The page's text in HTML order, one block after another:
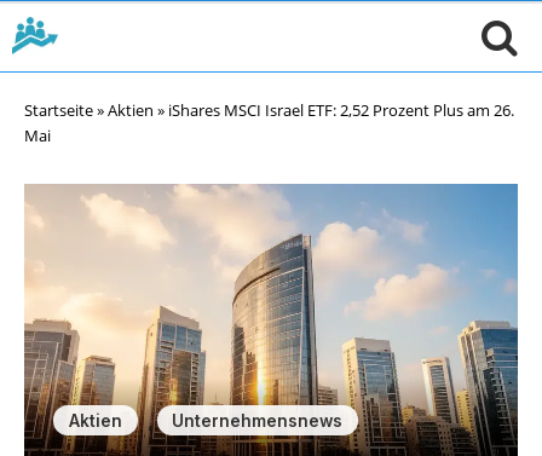
Startseite»Aktien » iShares MSCI Israel ETF: 2,52 Prozent Plus am 26.
Mai
Aktien , Unternehmensnews